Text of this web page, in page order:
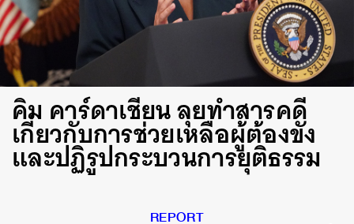
คิม คาร์ดาเชียน ลุยทำสารคดี
เกี่ยวกับการช่วยเหลือผู้ต้องขัง
และปฏิรูปกระบวนการยุติธรรม
REPORT